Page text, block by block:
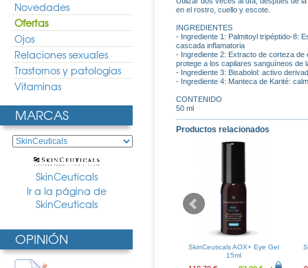
Novedades
Ofertas
Ojos
Relaciones sexuales
Trastornos y patologias
Vitaminas
MARCAS
SkinCeuticals
Ir a la página de
SkinCeuticals
OPINIÓN
en el rostro, cuello y escote.
INGREDIENTES
- Ingrediente 1: Palmitoyl tripéptido-8:
cascada inflamatoria
- Ingrediente 2: Extracto de corteza
protege a los capilares sanguíneos de
- Ingrediente 3: Bisabolol: activo
- Ingrediente 4: Manteca de Karité:
CONTENIDO
50 ml
Productos relacionados
30ml
Masque 75ml
SkinCeuticals AOX+ Eye Gel
15ml